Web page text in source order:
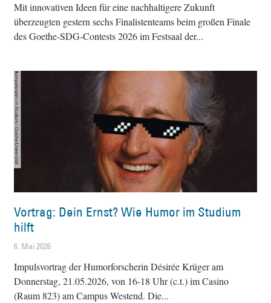
Mit innovativen Ideen für eine nachhaltigere Zukunft
überzeugten gestern sechs Finalistenteams beim großen Finale
des Goethe-SDG-Contests 2026 im Festsaal der
Vortrag: Dein Ernst? Wie Humor im Studium
hilft
6. Mai 2026
Impulsvortrag der Humorforscherin Désirée Krüger am
Donnerstag, 21.05.2026, von 16-18 Uhr (c.t.) im Casino
(Raum 823) am Campus Westend. Die